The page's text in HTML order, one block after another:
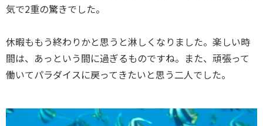
気で2重の驚きでした。
休暇ももう終わりかと思うと淋しくなりました。楽しい時
間は、あっという間に過ぎるものですね。また、頑張って
働いてパラダイスに戻ってきたいと思う二人でした。